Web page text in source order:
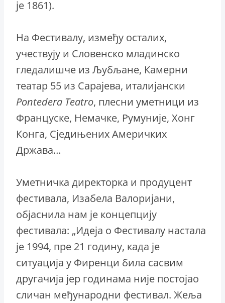
је 1861).
На Фестивалу, између осталих,
учествују и Словенско младинско
гледалишче из Љубљане, Камерни
театар 55 из Сарајева, италијански
Pontedera Teatro, плесни уметници из
Француске, Немачке, Румуније, Хонг
Конга, Сједињених Америчких
Држава…
Уметничка директорка и продуцент
фестивала, Изабела Валоријани,
објаснила нам је концепцију
фестивала: „Идеја о Фестивалу настала
је 1994, пре 21 годину, када је
ситуација у Фиренци била сасвим
другачија јер годинама није постојао
сличан међународни фестивал. Жеља